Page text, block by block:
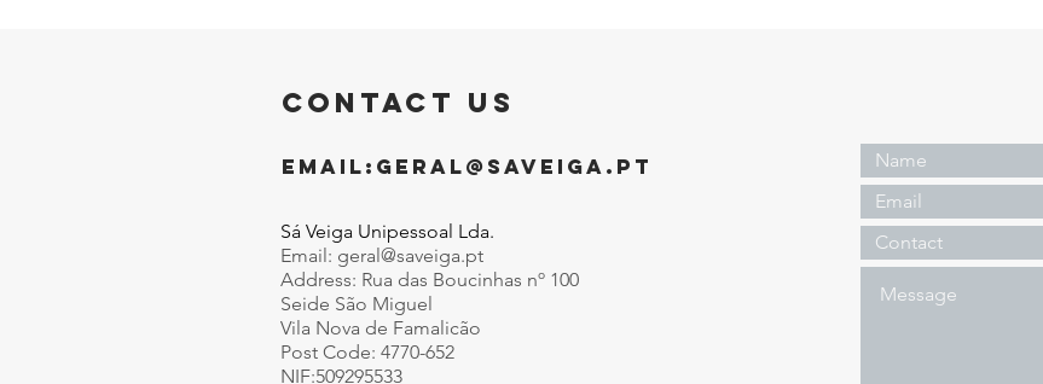
CONTACT US
EMAIL: GERAL@SAVEIGA.PT
Sá Veiga Unipessoal Lda.
Email: geral@saveiga.pt
Address: Rua das Boucinhas nº 100
Seide São Miguel
Vila Nova de Famalicão
Post Code: 4770-652
NIF:509295533